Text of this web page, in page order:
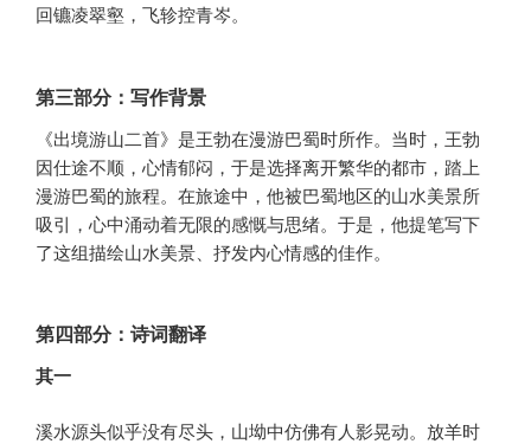
回镳凌翠壑，飞轸控青岑。
第三部分：写作背景
《出境游山二首》是王勃在漫游巴蜀时所作。当时，王勃
因仕途不顺，心情郁闷，于是选择离开繁华的都市，踏上
漫游巴蜀的旅程。在旅途中，他被巴蜀地区的山水美景所
吸引，心中涌动着无限的感慨与思绪。于是，他提笔写下
了这组描绘山水美景、抒发内心情感的佳作。
第四部分：诗词翻译
其一
溪水源头似乎没有尽头，山坳中仿佛有人影晃动。放羊时